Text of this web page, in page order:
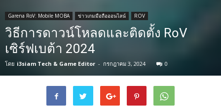
Garena RoV: Mobile MOBA ข่าวเกมมือถือออนไลน์ ROV
วิธีการดาวน์โหลดและติดตั้ง RoV
เซิร์ฟเบต้า 2024
โดย i3siam Tech & Game Editor - กรกฎาคม 3, 2024 0